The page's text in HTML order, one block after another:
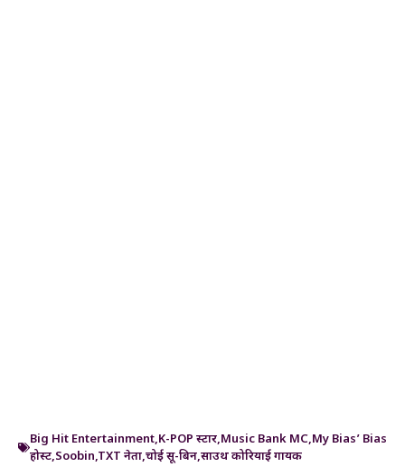
Big Hit Entertainment,K-POP स्टार,Music Bank MC,My Bias’ Bias
होस्ट,Soobin,TXT नेता,चोई सू-बिन,साउथ कोरियाई गायक